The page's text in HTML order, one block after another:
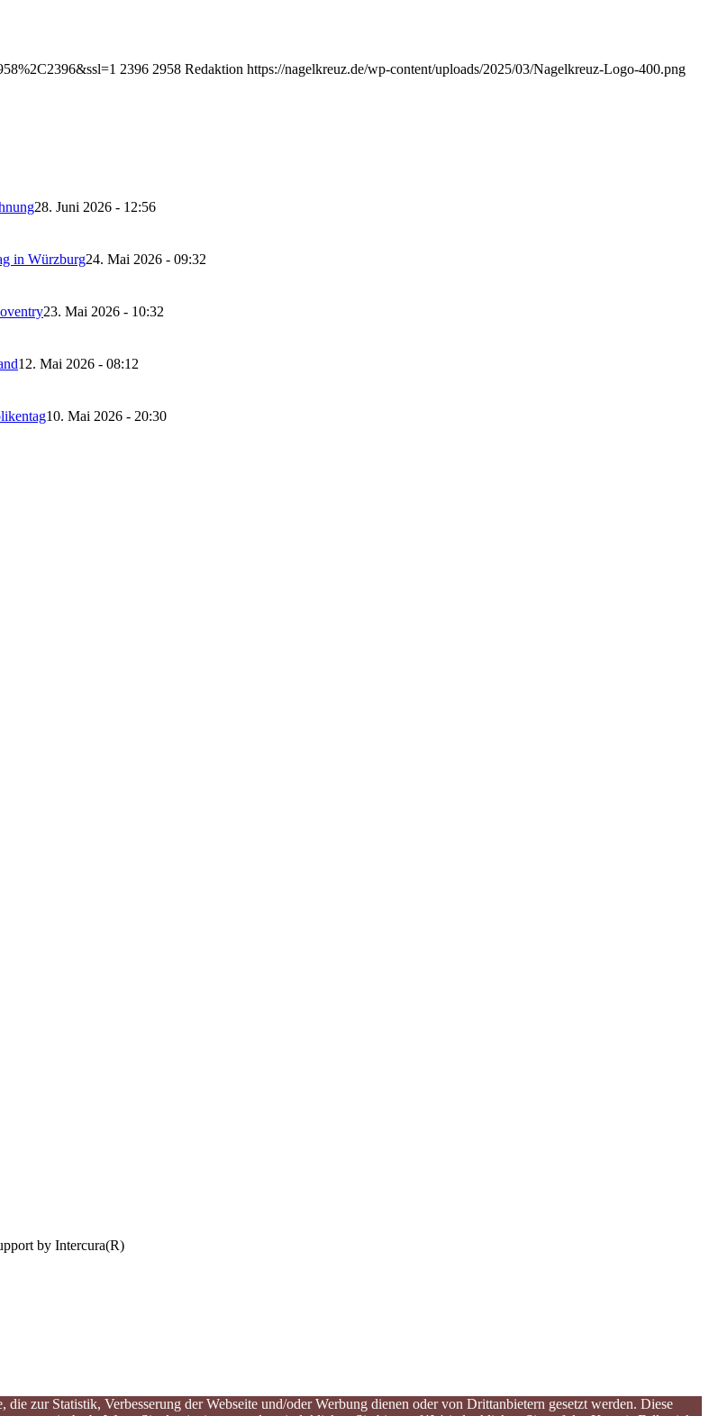
2396 2958 Redaktion https://nagelkreuz.de/wp-content/uploads/2025/03/Nagelkreuz-Logo-400.png
28. Juni 2026 - 12:56
in Würzburg24. Mai 2026 - 09:32
23. Mai 2026 - 10:32
12. Mai 2026 - 08:12
10. Mai 2026 - 20:30
by Intercura(R)
zur Statistik, Verbesserung der Webseite und/oder Werbung dienen oder von Drittanbietern gesetzt werden. Diese